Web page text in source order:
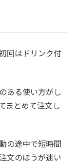
回はドリンク付
ある使い方がし
まとめて注文し
の途中で短時間
文のほうが迷い